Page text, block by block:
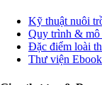
Kỹ thuật nuôi
Quy trình & mô
Đặc điểm loài
Thư viện